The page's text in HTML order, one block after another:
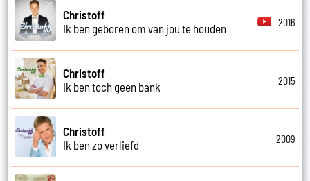
Christoff
Ik ben geboren om van jou te houden
2016
Christoff
Ik ben toch geen bank
2015
Christoff
Ik ben zo verliefd
2009